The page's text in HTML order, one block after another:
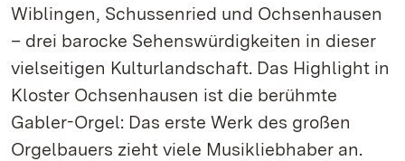
Wiblingen, Schussenried und Ochsenhausen
– drei barocke Sehenswürdigkeiten in dieser
vielseitigen Kulturlandschaft. Das Highlight in
Kloster Ochsenhausen ist die berühmte
Gabler-Orgel: Das erste Werk des großen
Orgelbauers zieht viele Musikliebhaber an.